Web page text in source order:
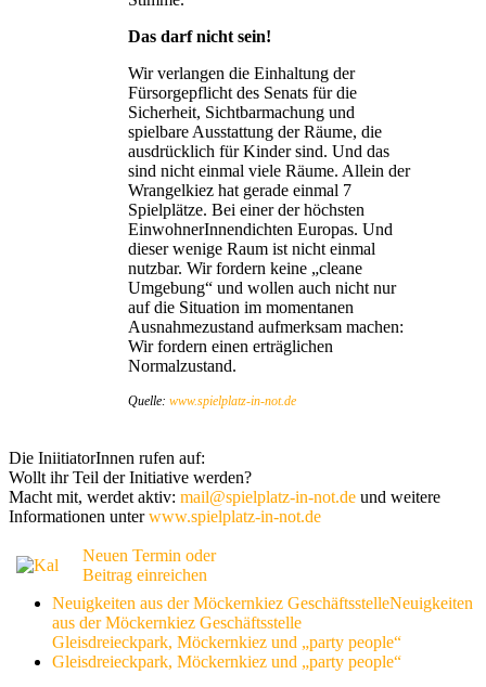
Das darf nicht sein!
Wir verlangen die Einhaltung der
Fürsorgepflicht des Senats für die
Sicherheit, Sichtbarmachung und
spielbare Ausstattung der Räume, die
ausdrücklich für Kinder sind. Und das
sind nicht einmal viele Räume. Allein der
Wrangelkiez hat gerade einmal 7
Spielplätze. Bei einer der höchsten
EinwohnerInnendichten Europas. Und
dieser wenige Raum ist nicht einmal
nutzbar. Wir fordern keine „cleane
Umgebung“ und wollen auch nicht nur
auf die Situation im momentanen
Ausnahmezustand aufmerksam machen:
Wir fordern einen erträglichen
Normalzustand.
Quelle: www.spielplatz-in-not.de
Die IniitiatorInnen rufen auf:
Wollt ihr Teil der Initiative werden?
Macht mit, werdet aktiv: mail@spielplatz-in-not.de und weitere
Informationen unterwww.spielplatz-in-not.de
Neuen Termin oder
Beitrag einreichen
Neuigkeiten aus der Möckernkiez GeschäftsstelleNeuigkeiten
aus der Möckernkiez Geschäftsstelle
Gleisdreieckpark, Möckernkiez und „party people“
Gleisdreieckpark, Möckernkiez und „party people“